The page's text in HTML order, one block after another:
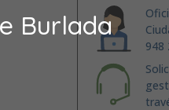
Burlada
948